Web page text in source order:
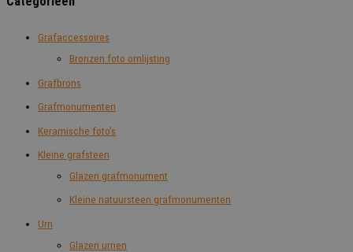
Grafaccessoires
Bronzen foto omlijsting
Grafbrons
Grafmonumenten
Keramische foto's
Kleine grafsteen
Glazen grafmonument
Kleine natuursteen grafmonumenten
Urn
Glazen urnen